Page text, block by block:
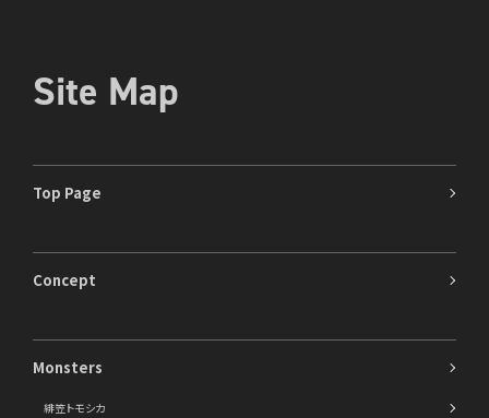
Site Map
Top Page
Concept
Monsters
緋笠トモシカ